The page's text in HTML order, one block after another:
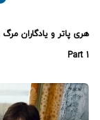
Part 1